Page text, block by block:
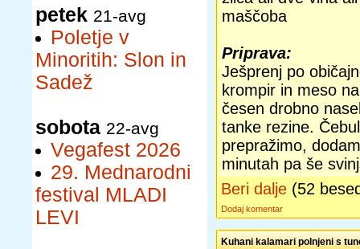
petek 21-avg
Poletje v
Minoritih: Slon in
Sadež
sobota 22-avg
Vegafest 2026
29. Mednarodni
festival MLADI
LEVI
maščoba
Priprava:
Ješprenj po
krompir in meso
česen drobno
tanke rezine.
prepražimo,
minutah pa še
Beri dalje (52
Dodaj komentar
Kuhani kalamari polnjeni s